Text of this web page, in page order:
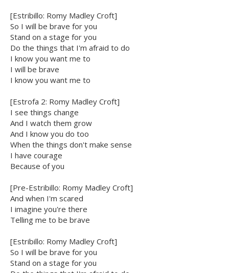
[Estribillo: Romy Madley Croft]
So I will be brave for you
Stand on a stage for you
Do the things that I'm afraid to do
I know you want me to
I will be brave
I know you want me to
[Estrofa 2: Romy Madley Croft]
I see things change
And I watch them grow
And I know you do too
When the things don't make sense
I have courage
Because of you
[Pre-Estribillo: Romy Madley Croft]
And when I'm scared
I imagine you're there
Telling me to be brave
[Estribillo: Romy Madley Croft]
So I will be brave for you
Stand on a stage for you